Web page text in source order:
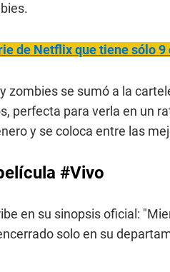
de Netflix que tiene sólo
zombies se sumó a la
perfecta para verla en un
y se coloca entre las
#Vivo
en su sinopsis oficial:
solo en su